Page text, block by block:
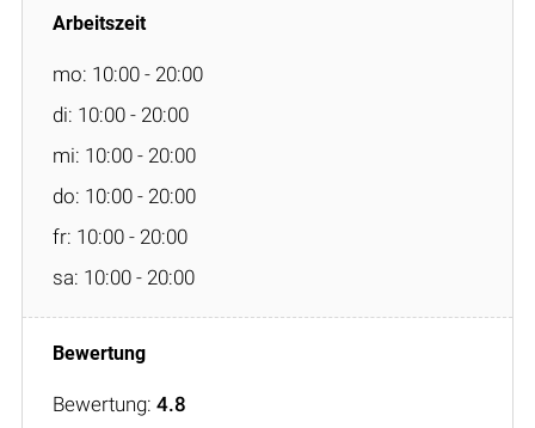
mo: 10:00 - 20:00
di: 10:00 - 20:00
mi: 10:00 - 20:00
do: 10:00 - 20:00
fr: 10:00 - 20:00
sa: 10:00 - 20:00
Bewertung: 4.8